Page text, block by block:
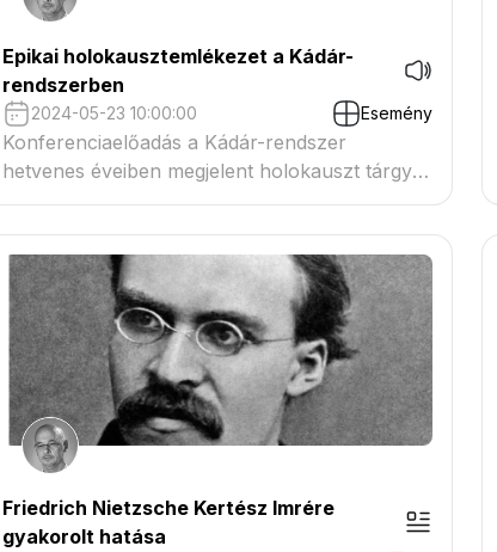
Epikai holokausztemlékezet a Kádár-
rendszerben
2024-05-23 10:00:00 Esemény
Konferenciaelőadás a Kádár-rendszer
hetvenes éveiben megjelent holokauszt tárgyú
epikai műveiről.
Friedrich Nietzsche Kertész Imrére
gyakorolt hatása